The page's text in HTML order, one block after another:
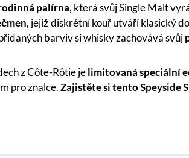
palírna, která svůj Single Malt
, jejíž diskrétní kouř utváří klasický
barviv si whisky zachovává svůj
z Côte-Rôtie jelimitovaná speciální
pro znalce.Zajistěte si tento Speyside